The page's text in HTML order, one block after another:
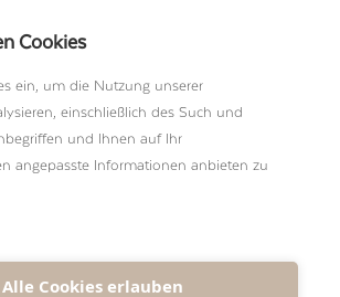
Cookies
ein, um die Nutzung unserer
einschließlich des Such und
und Ihnen auf Ihr
angepasste Informationen anbieten zu
Alle Cookies erlauben
Für Anbieter
Bei uns Mitglied werden
Ein Shooting einreichen